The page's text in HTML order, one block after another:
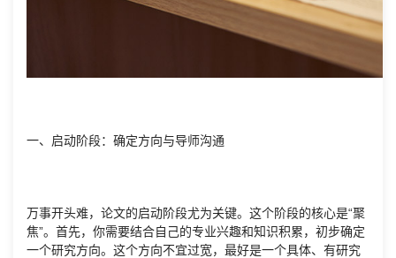
一、启动阶段：确定方向与导师沟通
万事开头难，论文的启动阶段尤为关键。这个阶段的核心是“聚
焦”。首先，你需要结合自己的专业兴趣和知识积累，初步确定
一个研究方向。这个方向不宜过宽，最好是一个具体、有研究